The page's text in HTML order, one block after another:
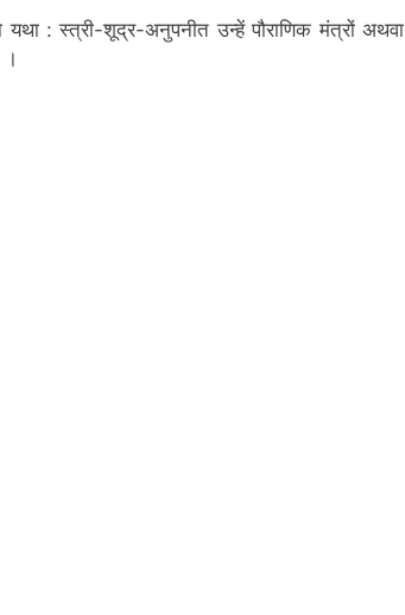
: स्त्री-शूद्र-अनुपनीत उन्हें पौराणिक मंत्रों अथवा
।